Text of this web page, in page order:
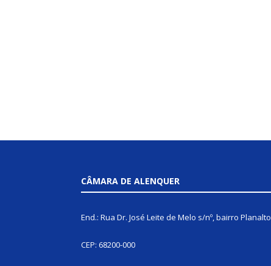
CÂMARA DE ALENQUER
End.: Rua Dr. José Leite de Melo s/nº, bairro Planalto
CEP: 68200-000